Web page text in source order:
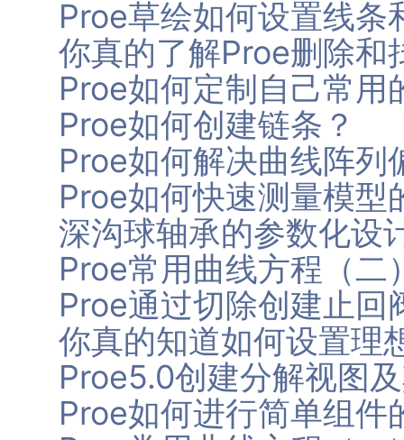
Proe草绘如何设置线条
你真的了解Proe删除和
Proe如何定制自己常
Proe如何创建链条？
Proe如何解决曲线阵列
Proe如何快速测量模型
深沟球轴承的参数化设
Proe常用曲线方程（二
Proe通过切除创建止回
你真的知道如何设置理
Proe5.0创建分解视图
Proe如何进行简单组件